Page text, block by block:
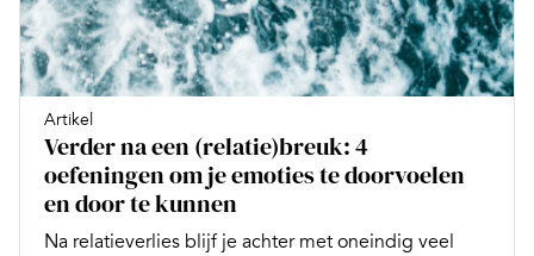
Artikel
Verder na een (relatie)breuk: 4
oefeningen om je emoties te doorvoelen
en door te kunnen
Na relatieverlies blijf je achter met oneindig veel